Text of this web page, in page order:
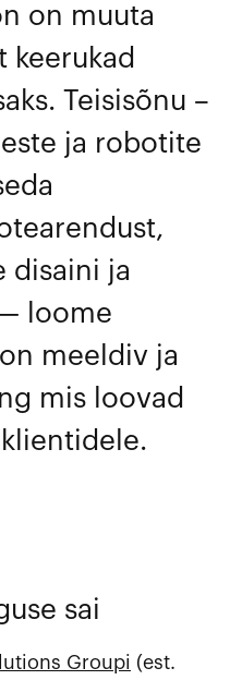
on muuta
keerukad
Teisisõnu –
ja robotite
disaini ja
loome
meeldiv ja
mis loovad
sai
Groupi (est.